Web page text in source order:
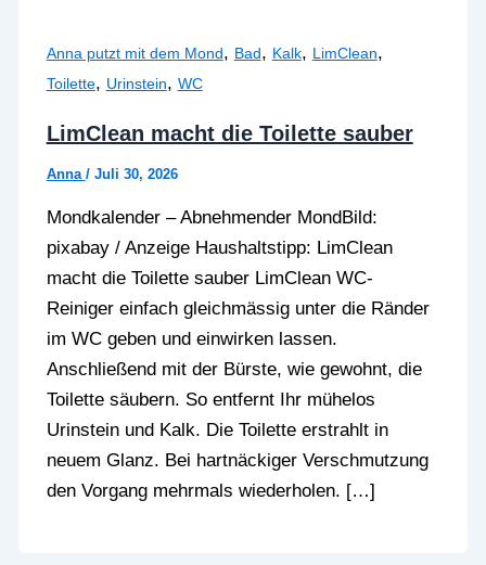
Anna putzt mit dem Mond, Bad, Kalk, LimClean,
Toilette, Urinstein, WC
LimClean macht die Toilette sauber
Anna / Juli 30, 2026
Mondkalender – Abnehmender MondBild:
pixabay / Anzeige Haushaltstipp: LimClean
macht die Toilette sauber LimClean WC-
Reiniger einfach gleichmässig unter die Ränder
im WC geben und einwirken lassen.
Anschließend mit der Bürste, wie gewohnt, die
Toilette säubern. So entfernt Ihr mühelos
Urinstein und Kalk. Die Toilette erstrahlt in
neuem Glanz. Bei hartnäckiger Verschmutzung
den Vorgang mehrmals wiederholen. […]